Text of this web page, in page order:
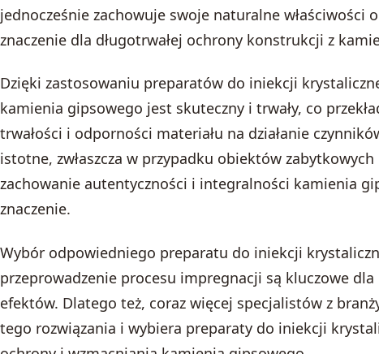
jednocześnie zachowuje swoje naturalne właściwości
znaczenie dla długotrwałej ochrony konstrukcji z
Dzięki zastosowaniu preparatów do iniekcji
kamienia gipsowego jest skuteczny i trwały, co
trwałości i odporności materiału na działanie
istotne, zwłaszcza w przypadku obiektów
zachowanie autentyczności i integralności kamienia
znaczenie.
Wybór odpowiedniego preparatu do iniekcji
przeprowadzenie procesu impregnacji są kluczowe
efektów. Dlatego też, coraz więcej specjalistów z
tego rozwiązania i wybiera preparaty do iniekcji